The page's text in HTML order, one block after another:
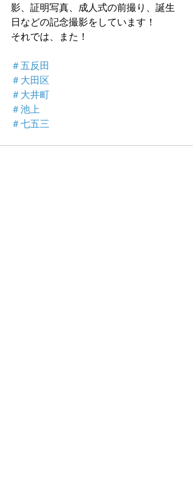
影、証明写真、成人式の前撮り、誕生
日などの記念撮影をしています！
それでは、また！
＃五反田
＃大田区
＃大井町
＃池上
＃七五三